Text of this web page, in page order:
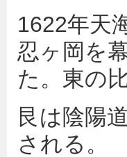
1622年天
忍ヶ岡を
た。東の
艮は陰陽
される。